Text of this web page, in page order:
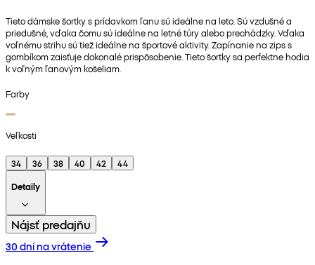
Tieto dámske šortky s prídavkom ľanu sú ideálne na leto. Sú vzdušné a
priedušné, vďaka čomu sú ideálne na letné túry alebo prechádzky. Vďaka
voľnému strihu sú tiež ideálne na športové aktivity. Zapínanie na zips s
gombíkom zaisťuje dokonalé prispôsobenie. Tieto šortky sa perfektne hodia
k voľným ľanovým košeliam.
Farby
Veľkosti
34 36 38 40 42
44
Detaily
Nájsť predajňu
30 dní na vrátenie